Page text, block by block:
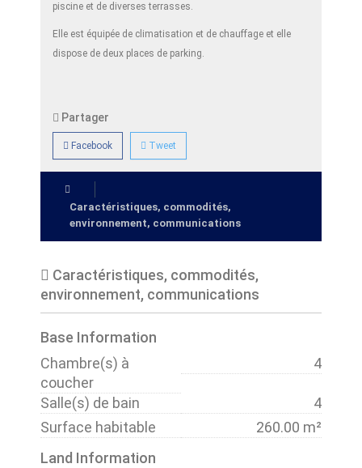
piscine et de diverses terrasses.
Elle est équipée de climatisation et de chauffage et elle
dispose de deux places de parking.
Partager
Facebook Tweet
Caractéristiques, commodités,
environnement, communications
Caractéristiques, commodités,
environnement, communications
Base Information
Chambre(s) à
coucher
4
Salle(s) de bain
4
Surface habitable
260.00 m²
Land Information